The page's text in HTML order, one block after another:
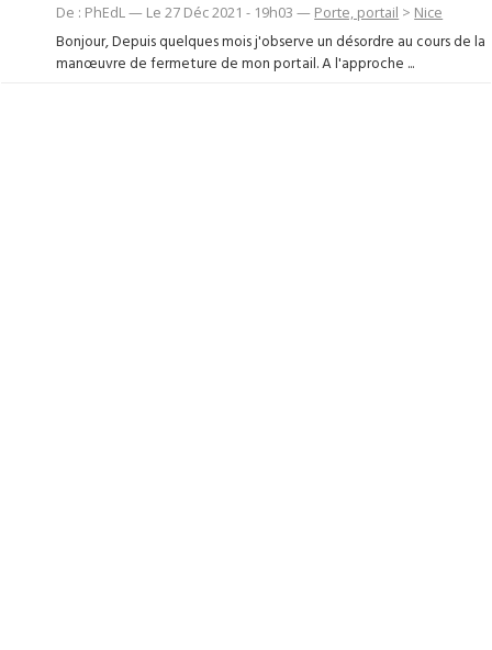
De : PhEdL — Le 27 Déc 2021 - 19h03 — Porte, portail > Nice
Bonjour, Depuis quelques mois j'observe un désordre au cours de la
manœuvre de fermeture de mon portail. A l'approche ...